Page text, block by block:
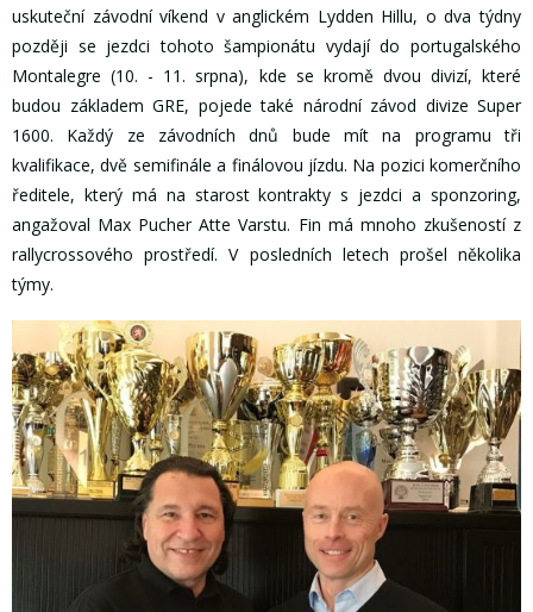
uskuteční závodní víkend v anglickém Lydden Hillu, o dva týdny
později se jezdci tohoto šampionátu vydají do portugalského
Montalegre (10. - 11. srpna), kde se kromě dvou divizí, které
budou základem GRE, pojede také národní závod divize Super
1600. Každý ze závodních dnů bude mít na programu tři
kvalifikace, dvě semifinále a finálovou jízdu. Na pozici komerčního
ředitele, který má na starost kontrakty s jezdci a sponzoring,
angažoval Max Pucher Atte Varstu. Fin má mnoho zkušeností z
rallycrossového prostředí. V posledních letech prošel několika
týmy.